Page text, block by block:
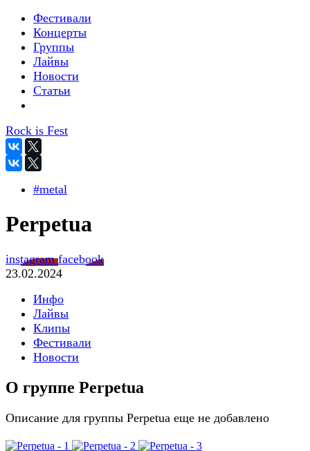
Фестивали
Концерты
Группы
Лайвы
Новости
Статьи
Rock is Fest
#metal
Perpetua
instagramfacebook
23.02.2024
Инфо
Лайвы
Клипы
Фестивали
Новости
О группе Perpetua
Описание для группы Perpetua еще не добавлено